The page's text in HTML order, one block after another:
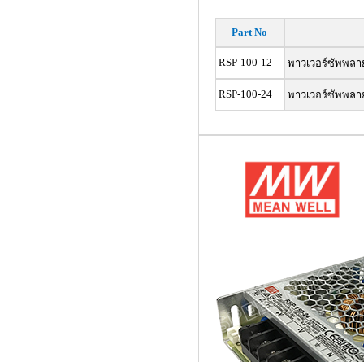
Part No
RSP-100-12 พาวเวอร์ซัพพลา
RSP-100-24 พาวเวอร์ซัพพลา